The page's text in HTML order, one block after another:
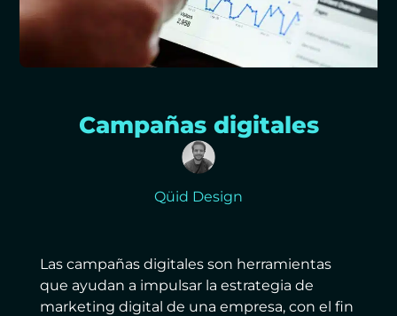
Campañas digitales
Qüid Design
Las campañas digitales son herramientas
que ayudan a impulsar la estrategia de
marketing digital de una empresa, con el fin